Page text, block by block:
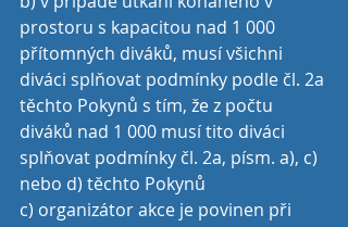
prostoru s kapacitou nad 1 000
přítomných diváků, musí všichni
diváci splňovat podmínky podle čl. 2a
těchto Pokynů s tím, že z počtu
diváků nad 1 000 musí tito diváci
splňovat podmínky čl. 2a, písm. a), c)
nebo d) těchto Pokynů
c) organizátor akce je povinen při